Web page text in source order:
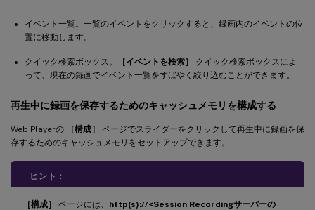
イベント一覧。一覧のイベントをクリックすると、録画内のイベントの位
置に移動します。
クイック検索ボックス。 ［イベントを検索］
クイック検索ボックスによ
って、現在の録画でイベント一覧をすばやく絞り込むことができます。
再生中に録画を保存するためのキャッシュメモリを構成する
Web Playerの ［構成］
ページでスライダーをクリックして再生中に録画を保
存するためのキャッシュメモリをセットアップできます。
ヒント：
［構成］ ページには、 http(s)://<Session Recordingサーバーの